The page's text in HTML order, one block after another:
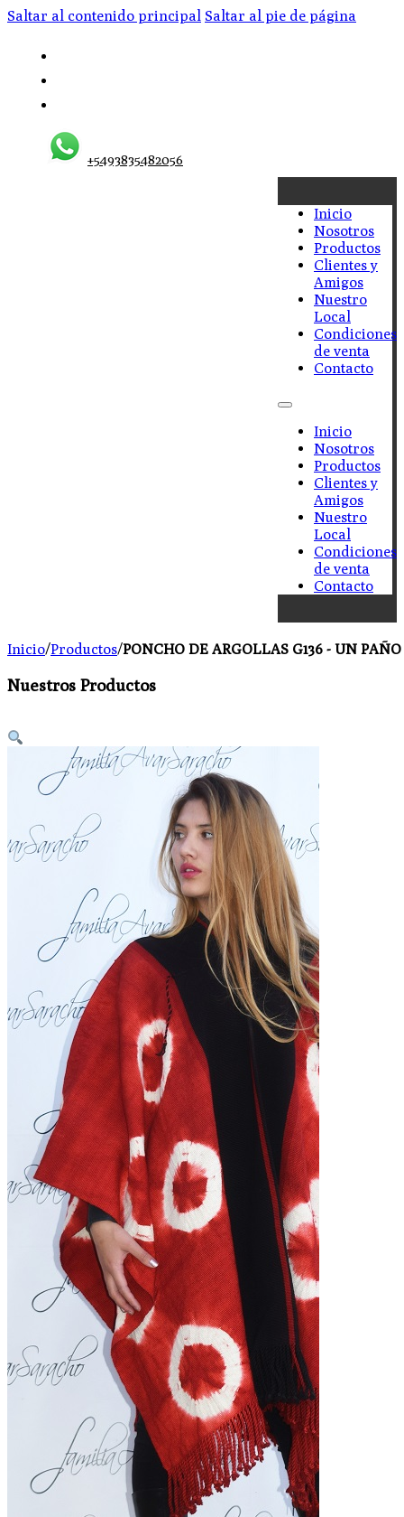
Saltar al contenido principal Saltar al pie de página
+5493835482056
Inicio
Nosotros
Productos
Clientes y
Amigos
Nuestro
Local
Condiciones
de venta
Contacto
Inicio
Nosotros
Productos
Clientes y
Amigos
Nuestro
Local
Condiciones
de venta
Contacto
Inicio/Productos/PONCHO DE ARGOLLAS G136 - UN
Nuestros Productos